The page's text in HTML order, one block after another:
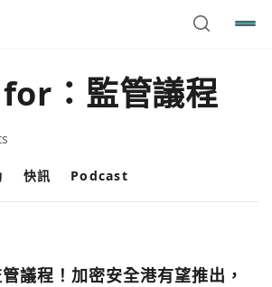
： 監管議程
快訊 Podcast
議程！加密安全港有望推出，